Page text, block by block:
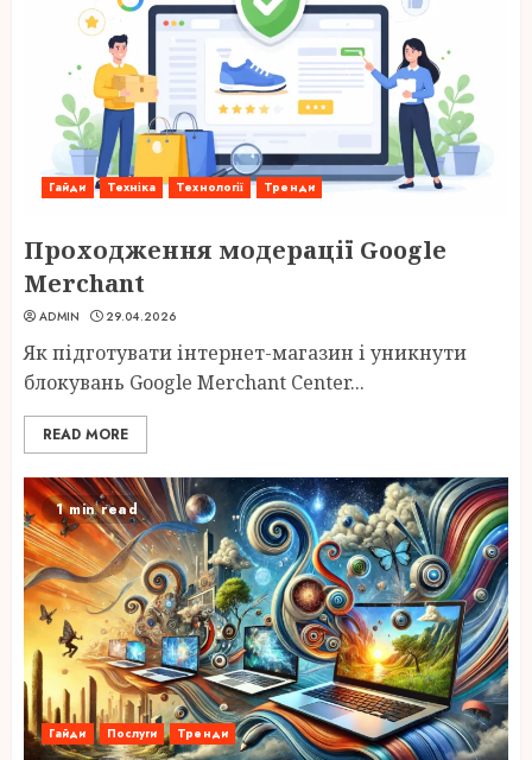
Гайди Техніка Технології Тренди
Проходження модерації Google
Merchant
ADMIN 29.04.2026
Як підготувати інтернет-магазин і уникнути
блокувань Google Merchant Center...
READ MORE
1 min read
Гайди Послуги Тренди